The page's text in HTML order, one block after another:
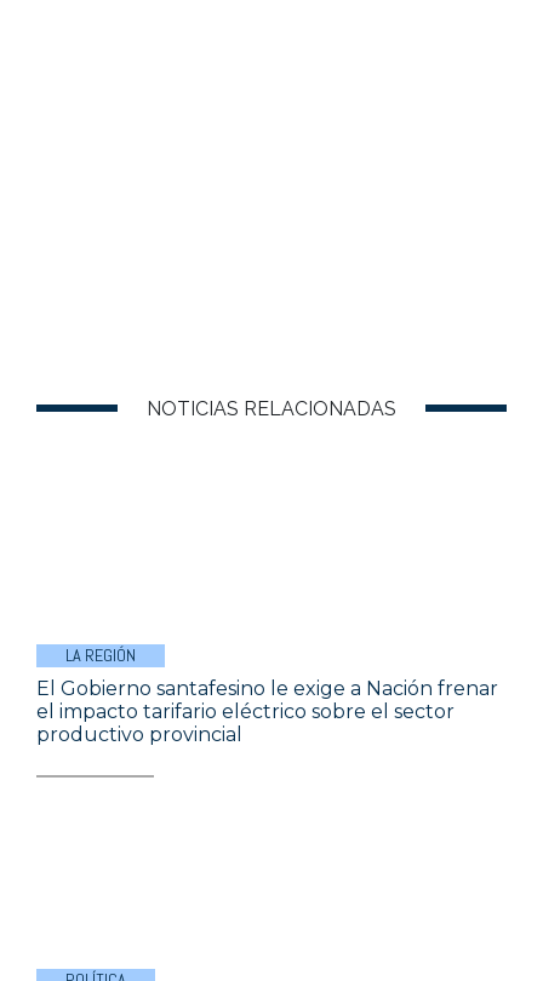
NOTICIAS RELACIONADAS
LA REGIÓN
El Gobierno santafesino le exige a Nación frenar
el impacto tarifario eléctrico sobre el sector
productivo provincial